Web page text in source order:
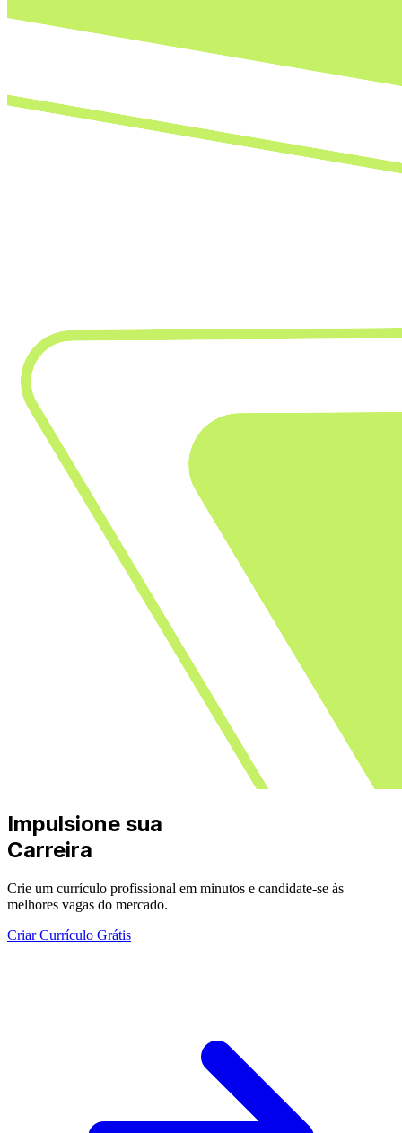
Impulsione sua
Carreira
Crie um currículo profissional em minutos e candidate-se às
melhores vagas do mercado.
Criar Currículo Grátis